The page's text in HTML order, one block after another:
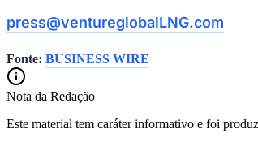
press@ventureglobalLNG.com
Fonte: BUSINESS WIRE
Nota da Redação
Este material tem caráter informativo e foi